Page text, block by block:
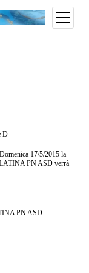
D
17/5/2015 la
PN ASD verrà
PN ASD